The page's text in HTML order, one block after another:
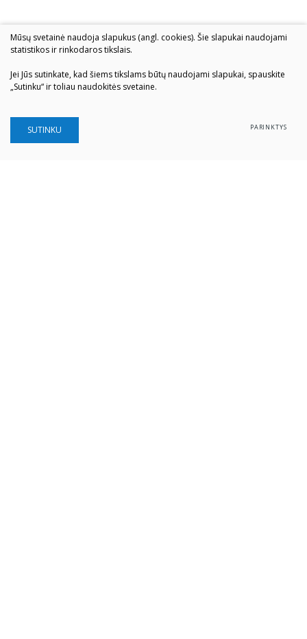
Mūsų svetainė naudoja slapukus (angl. cookies). Šie slapukai naudojami
statistikos ir rinkodaros tikslais.
Jei Jūs sutinkate, kad šiems tikslams būtų naudojami slapukai, spauskite
„Sutinku“ ir toliau naudokitės svetaine.
SUTINKU PARINKTYS